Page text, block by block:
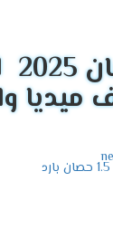
2026
الغرفه